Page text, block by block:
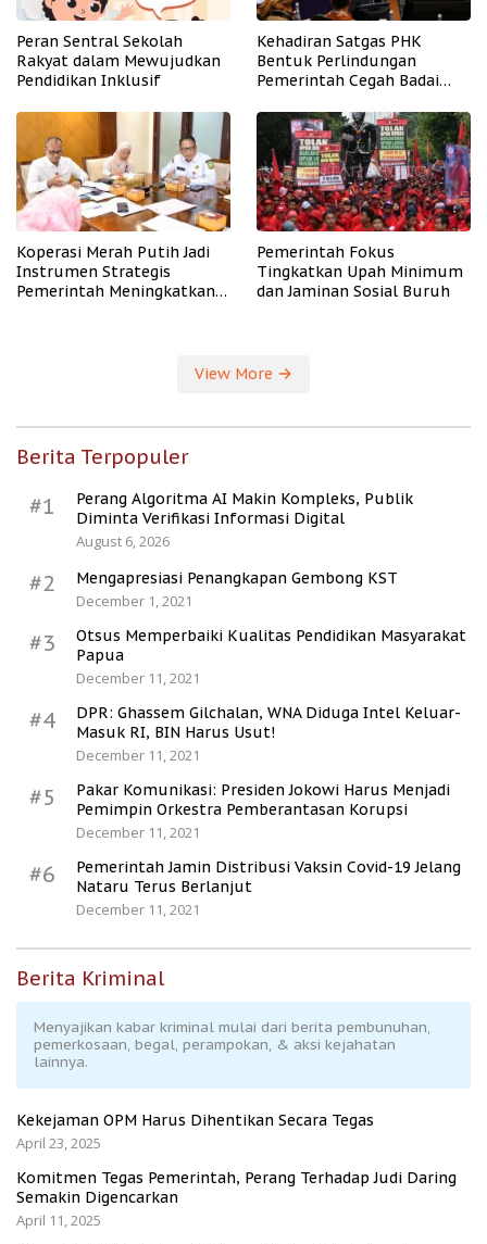
Peran Sentral Sekolah
Rakyat dalam Mewujudkan
Pendidikan Inklusif
Kehadiran Satgas PHK
Bentuk Perlindungan
Pemerintah Cegah Badai
Koperasi Merah Putih Jadi
Instrumen Strategis
Pemerintah Meningkatkan
Pemerintah Fokus
Tingkatkan Upah Minimum
dan Jaminan Sosial Buruh
View More
Berita Terpopuler
#1
Perang Algoritma AI Makin Kompleks, Publik
Diminta Verifikasi Informasi Digital
August 6, 2026
#2
Mengapresiasi Penangkapan Gembong KST
December 1, 2021
#3
Otsus Memperbaiki Kualitas Pendidikan Masyarakat
Papua
December 11, 2021
#4
DPR: Ghassem Gilchalan, WNA Diduga Intel Keluar-
Masuk RI, BIN Harus Usut!
December 11, 2021
#5
Pakar Komunikasi: Presiden Jokowi Harus Menjadi
Pemimpin Orkestra Pemberantasan Korupsi
December 11, 2021
#6
Pemerintah Jamin Distribusi Vaksin Covid-19 Jelang
Nataru Terus Berlanjut
December 11, 2021
Berita Kriminal
Menyajikan kabar kriminal mulai dari berita pembunuhan,
pemerkosaan, begal, perampokan, & aksi kejahatan
lainnya.
Kekejaman OPM Harus Dihentikan Secara Tegas
April 23, 2025
Komitmen Tegas Pemerintah, Perang Terhadap Judi Daring
Semakin Digencarkan
April 11, 2025